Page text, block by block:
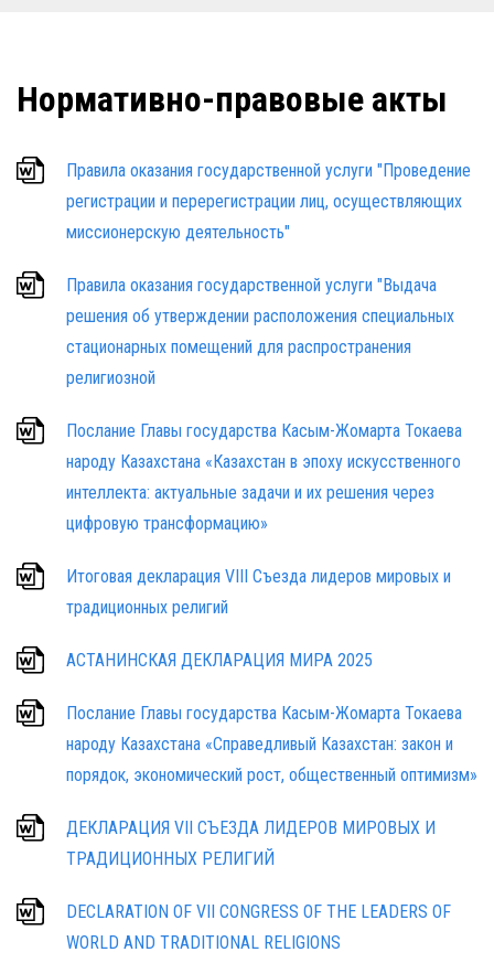
Нормативно-правовые акты
Правила оказания государственной услуги "Проведение
регистрации и перерегистрации лиц, осуществляющих
миссионерскую деятельность"
Правила оказания государственной услуги "Выдача
решения об утверждении расположения специальных
стационарных помещений для распространения
религиозной
Послание Главы государства Касым-Жомарта Токаева
народу Казахстана «Казахстан в эпоху искусственного
интеллекта: актуальные задачи и их решения через
цифровую трансформацию»
Итоговая декларация VIII Съезда лидеров мировых и
традиционных религий
АСТАНИНСКАЯ ДЕКЛАРАЦИЯ МИРА 2025
Послание Главы государства Касым-Жомарта Токаева
народу Казахстана «Справедливый Казахстан: закон и
порядок, экономический рост, общественный оптимизм»
ДЕКЛАРАЦИЯ VII СЪЕЗДА ЛИДЕРОВ МИРОВЫХ И
ТРАДИЦИОННЫХ РЕЛИГИЙ
DECLARATION OF VII CONGRESS OF THE LEADERS OF
WORLD AND TRADITIONAL RELIGIONS